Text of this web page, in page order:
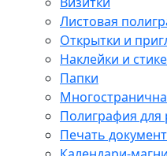
Листовая
Открытки и
Наклейки и
Папки
Полиграфия для
Печать